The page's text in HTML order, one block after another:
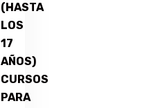
(HASTA
LOS
17
AÑOS)
CURSOS
PARA